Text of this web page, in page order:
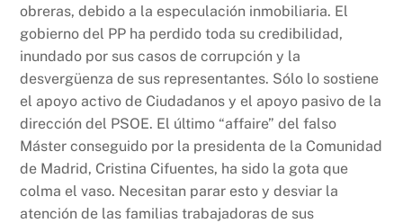
obreras, debido a la especulación inmobiliaria. El
gobierno del PP ha perdido toda su credibilidad,
inundado por sus casos de corrupción y la
desvergüenza de sus representantes. Sólo lo sostiene
el apoyo activo de Ciudadanos y el apoyo pasivo de la
dirección del PSOE. El último “affaire” del falso
Máster conseguido por la presidenta de la Comunidad
de Madrid, Cristina Cifuentes, ha sido la gota que
colma el vaso. Necesitan parar esto y desviar la
atención de las familias trabajadoras de sus